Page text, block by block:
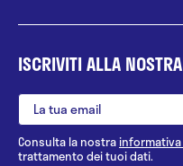
ISCRIVITI ALLA
Consulta la nostra
trattamento dei tuoi dati.